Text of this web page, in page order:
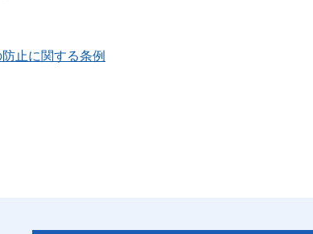
止に関する条例